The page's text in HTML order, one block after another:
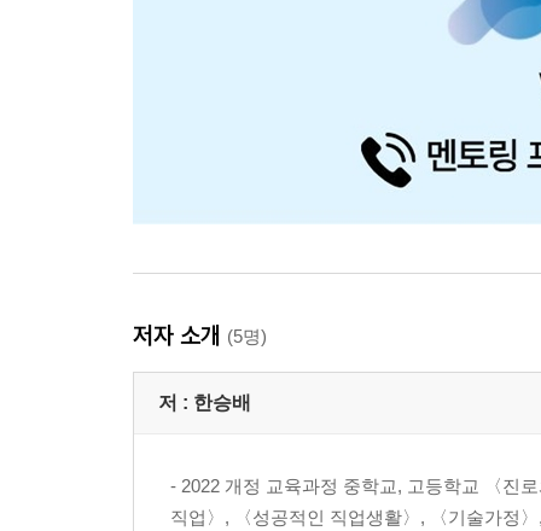
저자 소개 (5명)
저 : 한승배
- 2022 개정 교육과정 중학교, 고등학교 〈진
직업〉, 〈성공적인 직업생활〉, 〈기술가정